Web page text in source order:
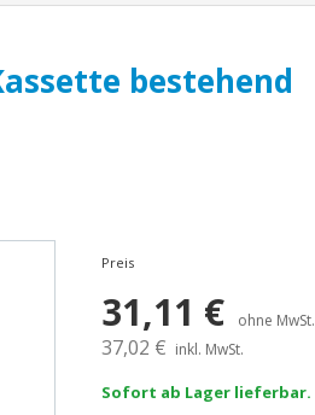
bestehend
Preis
31,11 € ohne MwSt.
37,02 € inkl. MwSt.
Sofort ab Lager lieferbar.